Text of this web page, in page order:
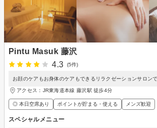
Pintu Masuk 藤沢
4.3
(5件)
お顔のケアもお身体のケアもできるリラクゼーションサロン
アクセス：JR東海道本線 藤沢駅 徒歩4分
◎ 本日空席あり ポイントが貯まる・使える メンズ歓迎
スペシャルメニュー